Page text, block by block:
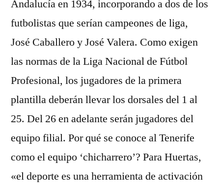
Andalucía en 1934, incorporando a dos de los
futbolistas que serían campeones de liga,
José Caballero y José Valera. Como exigen
las normas de la Liga Nacional de Fútbol
Profesional, los jugadores de la primera
plantilla deberán llevar los dorsales del 1 al
25. Del 26 en adelante serán jugadores del
equipo filial. Por qué se conoce al Tenerife
como el equipo ‘chicharrero’? Para Huertas,
«el deporte es una herramienta de activación